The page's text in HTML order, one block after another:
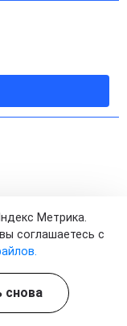
Метрика.
соглашаетесь с
снова